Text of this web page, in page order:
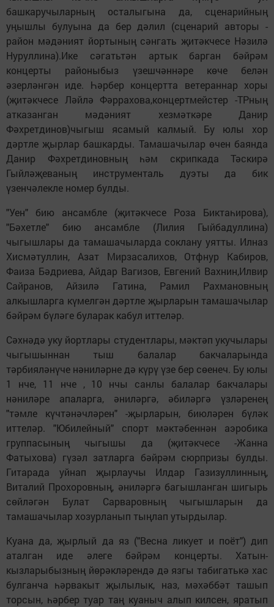
башкаручыларның осталыгына да, сценарийның
уңышлы булуына да бер дәлил (сценарий авторы -
район мәдәният йортының сәнгать җитәкчесе Нәзилә
Нуруллина).Ике сәгатьтән артык барган бәйрәм
концерты районыбыз үзешчәннәре көче белән
әзерләнгән иде. Һәрбер концертта ветераннар хоры
(җитәкчесе Ләйлә Фәррахова,концертмейстер -ТРның
атказанган мәдәният хезмәткәре Данир
Фәхретдинов)чыгыш ясамый калмый. Бу юлы хор
дәртле җырлар башкарды. Тамашачылар өчен баянда
Данир Фәхретдиновның һәм скрипкада Тәскирә
Гыйләҗеваның инструменталь дуэты да бик
үзенчәлекле номер булды.
"Уен" бию ансамбле (җитәкчесе Роза Биктаһирова),
"Бәхетле" бию ансамбле (Лилия Гыйбадуллина)
чыгышлары да тамашачыларда соклану уятты. Илназ
Хисмәтуллин, Азат Мирзасалихов, Отфнур Кабиров,
Фаиза Бәдриева, Айдар Вагизов, Евгений Вахнин,Илвир
Сайранов, Айзилә Гатина, Рамил Рахмановның
алкышларга күмелгән дәртле җырларын тамашачылар
бәйрәм бүләге буларак кабул иттеләр.
Сәхнәдә уку йортлары студентлары, мәктәп укучылары
чыгышыннан тыш балалар бакчаларында
тәрбияләнүче нәниләрне дә күрү үзе бер сөенеч. Бу юлы
1 нче, 11 нче , 10 нчы санлы балалар бакчалары
нәниләре апаларга, әниләргә, әбиләргә үзләренең
"тәмле күчтәнәчләрен" -җырларын, биюләрен бүләк
иттеләр. "Юбилейный" спорт мәктәбеннән аэробика
группасының чыгышы да (җитәкчесе -Жанна
Фатыхова) гүзәл затларга бәйрәм сюрпризы булды.
Гитарада уйнап җырлаучы Илдар Газизуллинның,
Виталий Прохоровның, әниләргә багышланган шигырь
сөйләгән Булат Сарваровның чыгышларын да
тамашачылар хозурланып тыңлап утырдылар.
Куана да, җырлый да яз ("Весна ликует и поёт") дип
аталган иде әлеге бәйрәм концерты. Хатын-
кызларыбызның йөрәкләрендә дә язгы табигатькә хас
булганча һәрвакыт җылылык, наз, мәхәббәт ташып
торсын, һәрбер туар таң куаныч алып килсен, яратып